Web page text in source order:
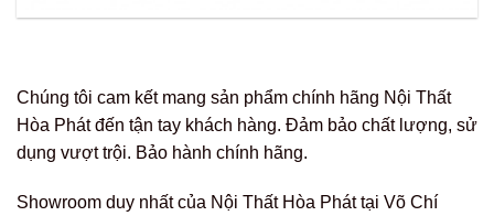
Chúng tôi cam kết mang sản phẩm chính hãng Nội Thất
Hòa Phát đến tận tay khách hàng. Đảm bảo chất lượng, sử
dụng vượt trội. Bảo hành chính hãng.
Showroom duy nhất của Nội Thất Hòa Phát tại Võ Chí